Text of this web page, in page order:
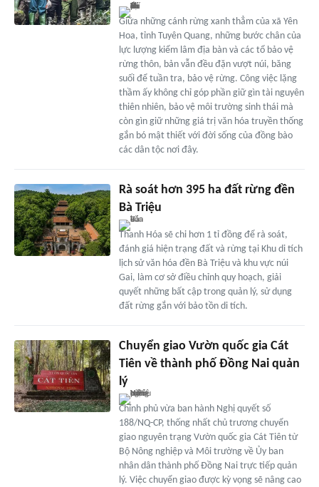
Giữa những cánh rừng xanh thẳm của xã Yên
Hoa, tỉnh Tuyên Quang, những bước chân của
lực lượng kiểm lâm địa bàn và các tổ bảo vệ
rừng thôn, bản vẫn đều đặn vượt núi, băng
suối để tuần tra, bảo vệ rừng. Công việc lặng
thầm ấy không chỉ góp phần giữ gìn tài nguyên
thiên nhiên, bảo vệ môi trường sinh thái mà
còn gìn giữ những giá trị văn hóa truyền thống
gắn bó mật thiết với đời sống của đồng bào
các dân tộc nơi đây.
Rà soát hơn 395 ha đất rừng đền
Bà Triệu
Thanh Hóa sẽ chi hơn 1 tỉ đồng để rà soát,
đánh giá hiện trạng đất và rừng tại Khu di tích
lịch sử văn hóa đền Bà Triệu và khu vực núi
Gai, làm cơ sở điều chỉnh quy hoạch, giải
quyết những bất cập trong quản lý, sử dụng
đất rừng gắn với bảo tồn di tích.
Chuyển giao Vườn quốc gia Cát
Tiên về thành phố Đồng Nai quản
lý
Chính phủ vừa ban hành Nghị quyết số
188/NQ-CP, thống nhất chủ trương chuyển
giao nguyên trạng Vườn quốc gia Cát Tiên từ
Bộ Nông nghiệp và Môi trường về Ủy ban
nhân dân thành phố Đồng Nai trực tiếp quản
lý. Việc chuyển giao được kỳ vọng sẽ nâng cao